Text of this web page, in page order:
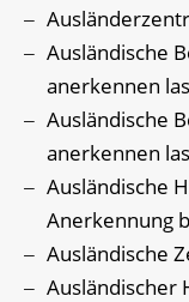
Ausländische
anerkennen
Ausländische
anerkennen
Ausländische
Anerkennung
Ausländische
Ausländischer